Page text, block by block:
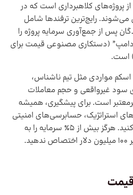
پروژه‌های کلاهبرداری است که در
می‌شوند. رایج‌ترین ترفندها شامل
پس از جمع‌آوری سرمایه پروژه را
(دستکاری مصنوعی قیمت برای
است.
مواردی مثل تیم ناشناس،
سود غیرواقعی و حجم معاملات
است. برای پیشگیری، همیشه
استراتژیک، حسابرسی‌های امنیتی
و فعالیت جامعه بررسی کنید. هرگز بیش از ۵٪ سرمایه را به